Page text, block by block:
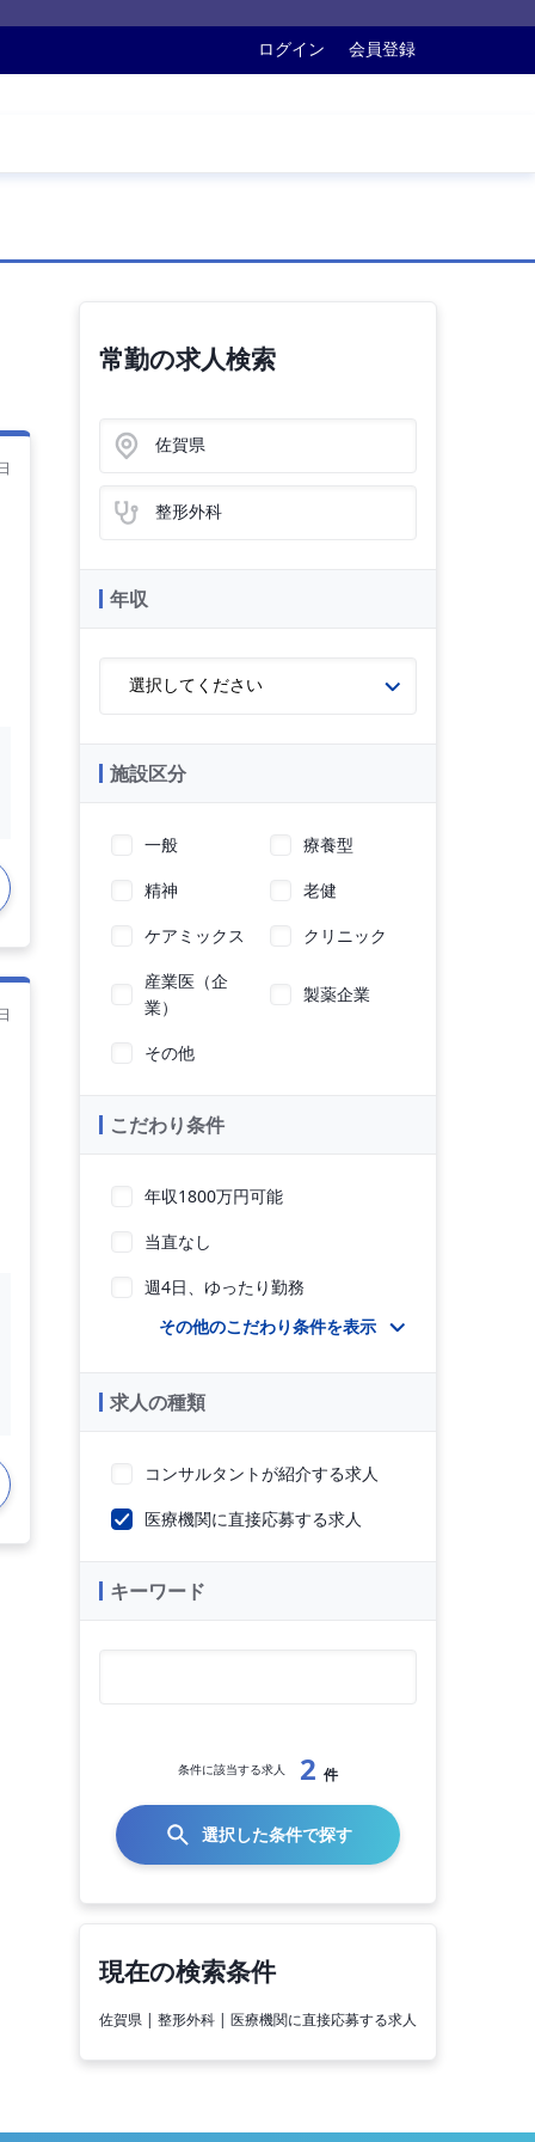
ログイン 会員登録
常勤の求人検索
佐賀県
整形外科
年収
施設区分
一般
療養型
精神
老健
ケアミックス
クリニック
産業医（企
業）
製薬企業
その他
こだわり条件
年収1800万円可能
当直なし
週4日、ゆったり勤務
その他のこだわり条件を表示
求人の種類
コンサルタントが紹介する求人
医療機関に直接応募する求人
キーワード
条件に該当する求人 2 件
選択した条件で探す
現在の検索条件
佐賀県 | 整形外科 | 医療機関に直接応募する求人